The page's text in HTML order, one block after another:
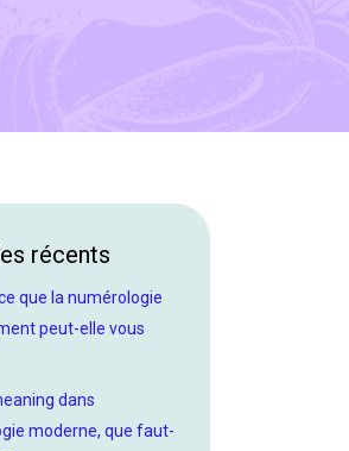
récents
que la numérologie
peut-elle vous
dans
moderne, que faut-